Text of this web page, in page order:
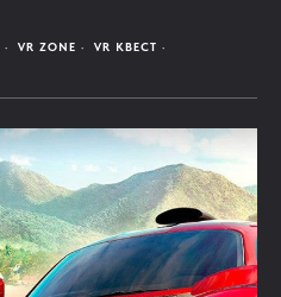
VR ZONE
VR КВЕСТ